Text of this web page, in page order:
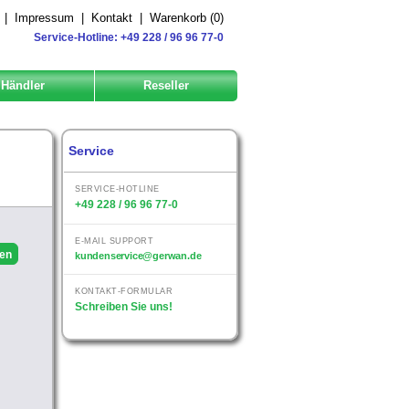
Impressum Kontakt Warenkorb (0)
Service-Hotline: +49 228 / 96 96 77-0
Händler Reseller
Service
SERVICE-HOTLINE
+49 228 / 96 96 77-0
E-MAIL SUPPORT
kundenservice@gerwan.de
KONTAKT-FORMULAR
Schreiben Sie uns!